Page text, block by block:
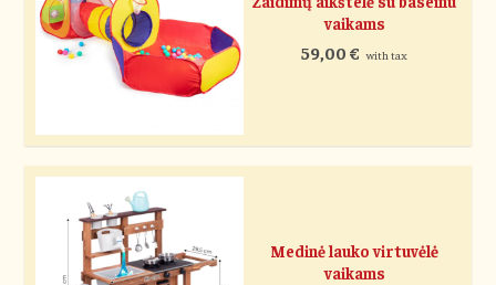
vaikams
59,00€ with tax
Medinė lauko virtuvėlė
vaikams